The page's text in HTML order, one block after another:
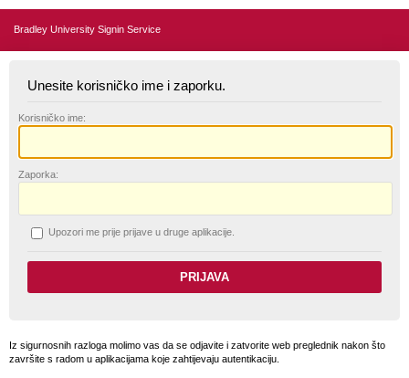
Bradley University Signin Service
Unesite korisničko ime i zaporku.
Korisničko ime:
Zaporka:
Upozori me prije prijave u druge aplikacije.
Iz sigurnosnih razloga molimo vas da se odjavite i zatvorite web preglednik nakon što
završite s radom u aplikacijama koje zahtijevaju autentikaciju.